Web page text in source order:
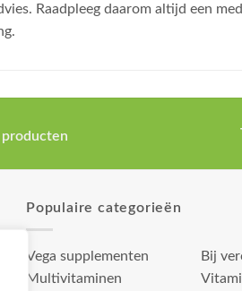
Raadpleeg daarom altijd een
producten
Populaire categorieën
Vega supplementen
Multivitaminen
Bij